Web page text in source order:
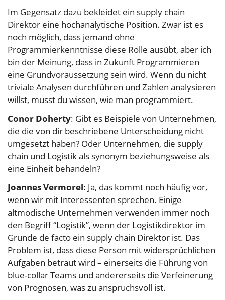
Im Gegensatz dazu bekleidet ein supply chain
Direktor eine hochanalytische Position. Zwar ist es
noch möglich, dass jemand ohne
Programmierkenntnisse diese Rolle ausübt, aber ich
bin der Meinung, dass in Zukunft Programmieren
eine Grundvoraussetzung sein wird. Wenn du nicht
triviale Analysen durchführen und Zahlen analysieren
willst, musst du wissen, wie man programmiert.
Conor Doherty: Gibt es Beispiele von Unternehmen,
die die von dir beschriebene Unterscheidung nicht
umgesetzt haben? Oder Unternehmen, die supply
chain und Logistik als synonym beziehungsweise als
eine Einheit behandeln?
Joannes Vermorel: Ja, das kommt noch häufig vor,
wenn wir mit Interessenten sprechen. Einige
altmodische Unternehmen verwenden immer noch
den Begriff “Logistik”, wenn der Logistikdirektor im
Grunde de facto ein supply chain Direktor ist. Das
Problem ist, dass diese Person mit widersprüchlichen
Aufgaben betraut wird – einerseits die Führung von
blue-collar Teams und andererseits die Verfeinerung
von Prognosen, was zu anspruchsvoll ist.